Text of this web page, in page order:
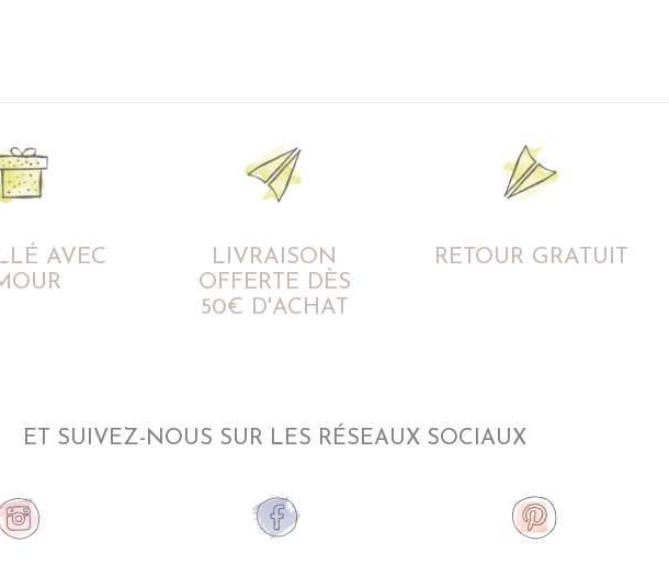
AVEC
LIVRAISON
OFFERTE DÈS
50€ D'ACHAT
RETOUR GRATUIT
ET SUIVEZ-NOUS SUR LES RÉSEAUX SOCIAUX